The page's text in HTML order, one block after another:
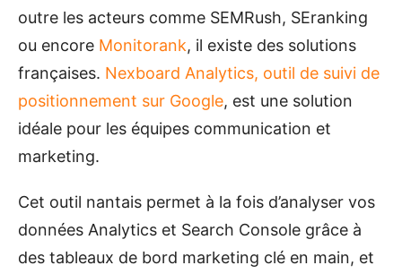
outre les acteurs comme SEMRush, SEranking
ou encore Monitorank, il existe des solutions
françaises. Nexboard Analytics, outil de suivi de
positionnement sur Google, est une solution
idéale pour les équipes communication et
marketing.
Cet outil nantais permet à la fois d’analyser vos
données Analytics et Search Console grâce à
des tableaux de bord marketing clé en main, et